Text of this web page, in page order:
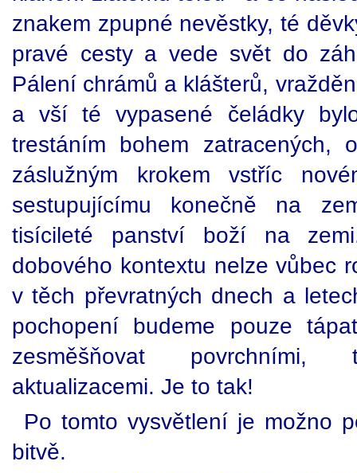
znakem zpupné nevěstky, té
pravé cesty a vede svět do
Pálení chrámů a klášterů,
a vší té vypasené čeládky
trestáním bohem zatracených,
záslužným krokem vstříc
sestupujícímu konečně na
tisícileté panství boží na
dobového kontextu nelze vůbec
v těch převratných dnech a
pochopení budeme pouze
zesměšňovat povrchními,
aktualizacemi. Je to tak!
Po tomto vysvětlení je možno
bitvě.